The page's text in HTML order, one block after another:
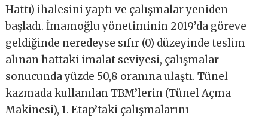
Hattı) ihalesini yaptı ve çalışmalar yeniden
başladı. İmamoğlu yönetiminin 2019’da göreve
geldiğinde neredeyse sıfır (0) düzeyinde teslim
alınan hattaki imalat seviyesi, çalışmalar
sonucunda yüzde 50,8 oranına ulaştı. Tünel
kazmada kullanılan TBM’lerin (Tünel Açma
Makinesi), 1. Etap’taki çalışmalarını